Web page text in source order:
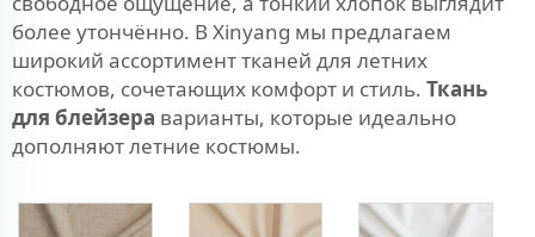
более утончённо. В Xinyang мы предлагаем
широкий ассортимент тканей для летних
костюмов, сочетающих комфорт и стиль. Ткань
для блейзера варианты, которые идеально
дополняют летние костюмы.